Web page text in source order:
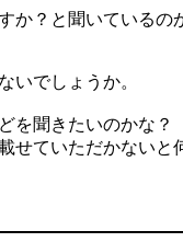
か？と聞いているの
いでしょうか。
を聞きたいのかな？
せていただかないと